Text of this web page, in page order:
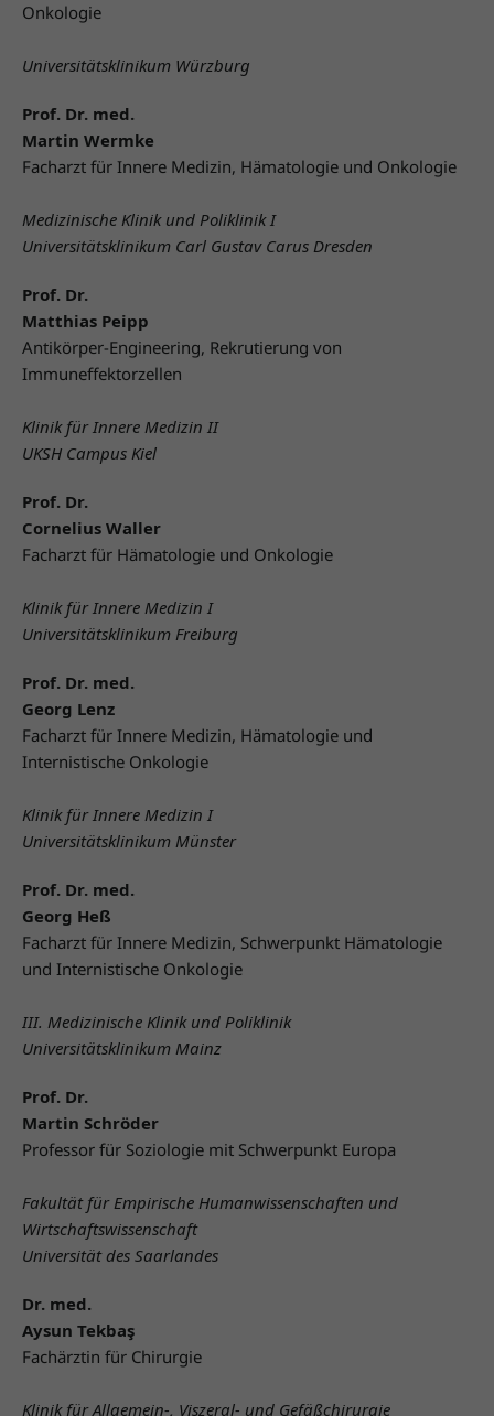
Onkologie
Universitätsklinikum Würzburg
Prof. Dr. med.
Martin Wermke
Facharzt für Innere Medizin, Hämatologie und Onkologie
Medizinische Klinik und Poliklinik I
Universitätsklinikum Carl Gustav Carus Dresden
Prof. Dr.
Matthias Peipp
Antikörper-Engineering, Rekrutierung von
Immuneffektorzellen
Klinik für Innere Medizin II
UKSH Campus Kiel
Prof. Dr.
Cornelius Waller
Facharzt für Hämatologie und Onkologie
Klinik für Innere Medizin I
Universitätsklinikum Freiburg
Prof. Dr. med.
Georg Lenz
Facharzt für Innere Medizin, Hämatologie und
Internistische Onkologie
Klinik für Innere Medizin I
Universitätsklinikum Münster
Prof. Dr. med.
Georg Heß
Facharzt für Innere Medizin, Schwerpunkt Hämatologie
und Internistische Onkologie
III. Medizinische Klinik und Poliklinik
Universitätsklinikum Mainz
Prof. Dr.
Martin Schröder
Professor für Soziologie mit Schwerpunkt Europa
Fakultät für Empirische Humanwissenschaften und
Wirtschaftswissenschaft
Universität des Saarlandes
Dr. med.
Aysun Tekbaş
Fachärztin für Chirurgie
Klinik für Allgemein-, Viszeral- und Gefäßchirurgie